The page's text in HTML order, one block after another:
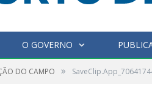
O GOVERNO
DO CAMPO »